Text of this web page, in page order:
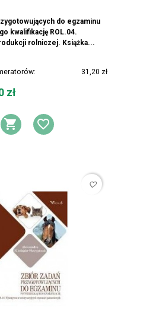
do egzaminu
kwalifikację ROL.04.
rolniczej. Książka...
31,20 zł
zł
DODAJ DO
DODAJ DO
favorite_border